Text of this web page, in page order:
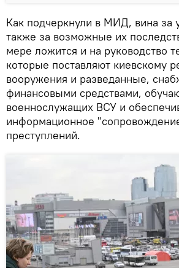
Как подчеркнули в МИД, вина за
также за возможные их
мере ложится и на руководство
которые поставляют киевскому
вооружения и разведанные,
финансовыми средствами,
военнослужащих ВСУ и
информационное
преступлений.